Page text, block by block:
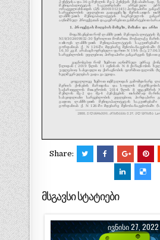
Share:
მსგავსი სტატიები
ᲘᲕᲜᲘᲡᲘ 27, 2022